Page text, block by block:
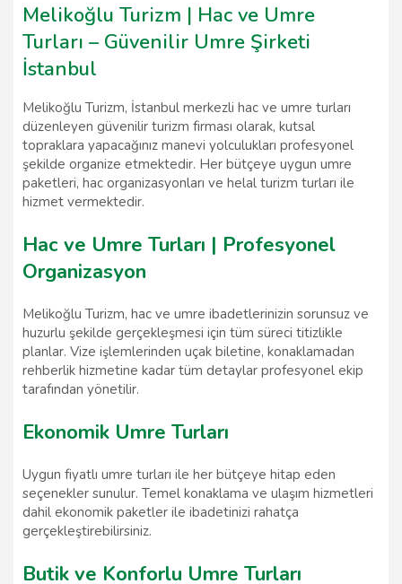
Melikoğlu Turizm | Hac ve Umre
Turları – Güvenilir Umre Şirketi
İstanbul
Melikoğlu Turizm, İstanbul merkezli hac ve umre turları
düzenleyen güvenilir turizm firması olarak, kutsal
topraklara yapacağınız manevi yolculukları profesyonel
şekilde organize etmektedir. Her bütçeye uygun umre
paketleri, hac organizasyonları ve helal turizm turları ile
hizmet vermektedir.
Hac ve Umre Turları | Profesyonel
Organizasyon
Melikoğlu Turizm, hac ve umre ibadetlerinizin sorunsuz ve
huzurlu şekilde gerçekleşmesi için tüm süreci titizlikle
planlar. Vize işlemlerinden uçak biletine, konaklamadan
rehberlik hizmetine kadar tüm detaylar profesyonel ekip
tarafından yönetilir.
Ekonomik Umre Turları
Uygun fiyatlı umre turları ile her bütçeye hitap eden
seçenekler sunulur. Temel konaklama ve ulaşım hizmetleri
dahil ekonomik paketler ile ibadetinizi rahatça
gerçekleştirebilirsiniz.
Butik ve Konforlu Umre Turları